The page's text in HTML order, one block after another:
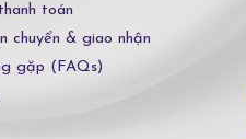
toán
chuyển & giao nhận
gặp (FAQs)